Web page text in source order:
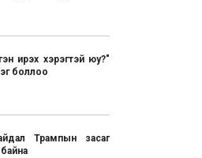
ирэх хэрэгтэй юу?"
боллоо
Трампын засаг